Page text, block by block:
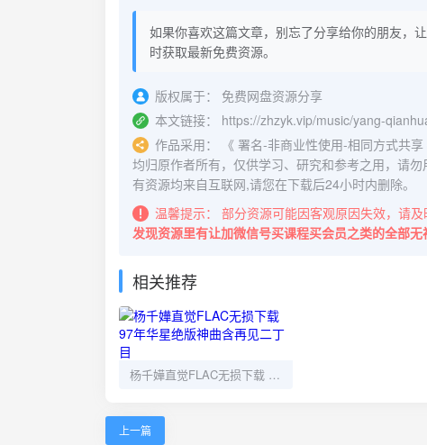
如果你喜欢这篇文章，别忘了分享给你的朋友，
时获取最新免费资源。
版权属于：
免费网盘资源分享
本文链接：
https://zhzyk.vip/music/yang-
作品采用：
《 署名-非商业性使用-相同方式共
均归原作者所有，仅供学习、研究和参考之用，请
有资源均来自互联网,请您在下载后24小时内删除。
温馨提示：
部分资源可能因客观原因失效，请
发现资源里有让加微信号买课程买会员之类的全部无
相关推荐
杨千嬅直觉FLAC无损下载 97年华星绝版神曲含再见二丁目
上一篇